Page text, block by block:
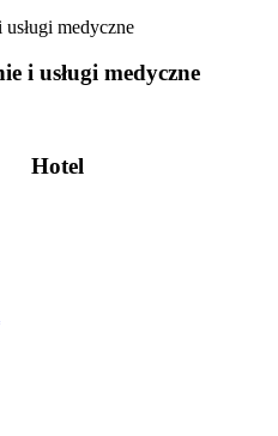
i usługi medyczne
Hotel